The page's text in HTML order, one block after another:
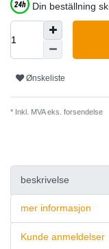
Din beställning
Ønskeliste
* Inkl. MVA eks. forsendelse
beskrivelse
mer informasjon
Kunde anmeldelser